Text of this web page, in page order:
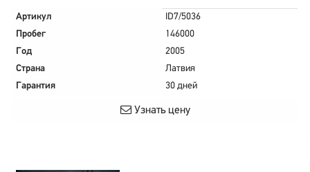
Артикул
ID7/5036
Пробег
146000
Год
2005
Страна
Латвия
Гарантия
30 дней
Узнать цену